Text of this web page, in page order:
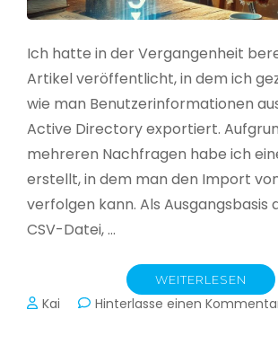
Ich hatte in der Vergangenheit
Artikel veröffentlicht, in dem ich
wie man Benutzerinformationen
Active Directory exportiert.
mehreren Nachfragen habe ich
erstellt, in dem man den Import
verfolgen kann. Als Ausgangsbasis
CSV-Datei, …
WEITERLESEN
Kai Hinterlasse einen